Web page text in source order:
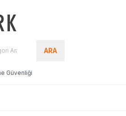
ARA
Güvenliği